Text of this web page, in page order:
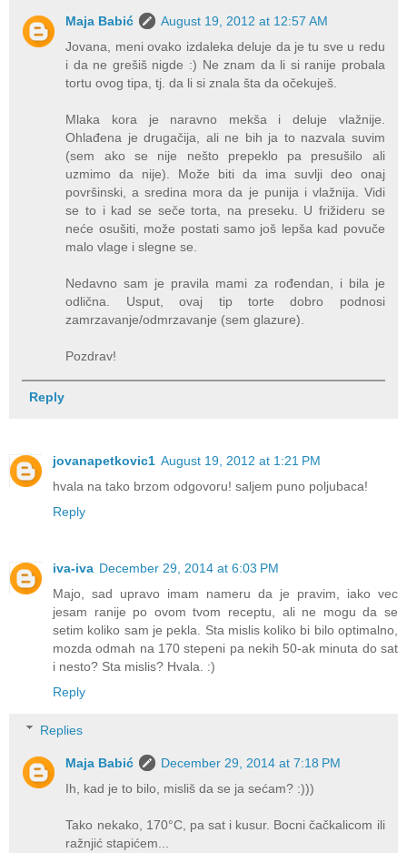
Maja Babić
August 19, 2012 at 12:57 AM
Jovana, meni ovako izdaleka deluje da je tu sve u redu
i da ne grešiš nigde :) Ne znam da li si ranije probala
tortu ovog tipa, tj. da li si znala šta da očekuješ.
Mlaka kora je naravno mekša i deluje vlažnije.
Ohlađena je drugačija, ali ne bih ja to nazvala suvim
(sem ako se nije nešto prepeklo pa presušilo ali
uzmimo da nije). Može biti da ima suvlji deo onaj
površinski, a sredina mora da je punija i vlažnija. Vidi
se to i kad se seče torta, na preseku. U frižideru se
neće osušiti, može postati samo još lepša kad povuče
malo vlage i slegne se.
Nedavno sam je pravila mami za rođendan, i bila je
odlična. Usput, ovaj tip torte dobro podnosi
zamrzavanje/odmrzavanje (sem glazure).
Pozdrav!
Reply
jovanapetkovic1 August 19, 2012 at 1:21 PM
hvala na tako brzom odgovoru! saljem puno poljubaca!
Reply
iva-iva December 29, 2014 at 6:03 PM
Majo, sad upravo imam nameru da je pravim, iako vec
jesam ranije po ovom tvom receptu, ali ne mogu da se
setim koliko sam je pekla. Sta mislis koliko bi bilo optimalno,
mozda odmah na 170 stepeni pa nekih 50-ak minuta do sat
i nesto? Sta mislis? Hvala. :)
Reply
Replies
Maja Babić
December 29, 2014 at 7:18 PM
Ih, kad je to bilo, misliš da se ja sećam? :)))
Tako nekako, 170°C, pa sat i kusur. Bocni čačkalicom ili
ražnjić stapićem...